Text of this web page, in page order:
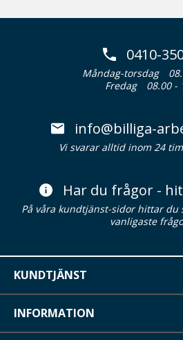
0410-
Måndag-torsdag
Fredag
08.00 -
info@billiga-
Vi svarar alltid inom 24
Har du frågor -
På våra kundtjänst-sidor hittar du
vanligaste
KUNDTJÄNST
INFORMATION